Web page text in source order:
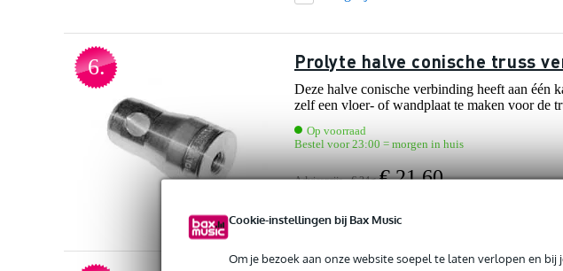
Cookie-instellingen bij Bax Music
Om je bezoek aan onze website soepel te laten verlopen en
6. Prolyte halve conische truss
Deze halve conische verbinding heeft aan één
zelf een vloer- of wandplaat te maken voor de
Op voorraad
Bestel voor 23:00 = morgen in huis
Adviesprijs € 34,- € 21,60